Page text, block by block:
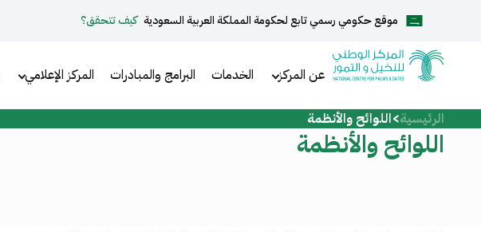
كيف تتحقق؟ English
الرئيسية
عن المركز الخدمات البرامج والمبادرات المركز الإعلامي
الرئيسية اللوائح والأنظمة
اللوائح والأنظمة